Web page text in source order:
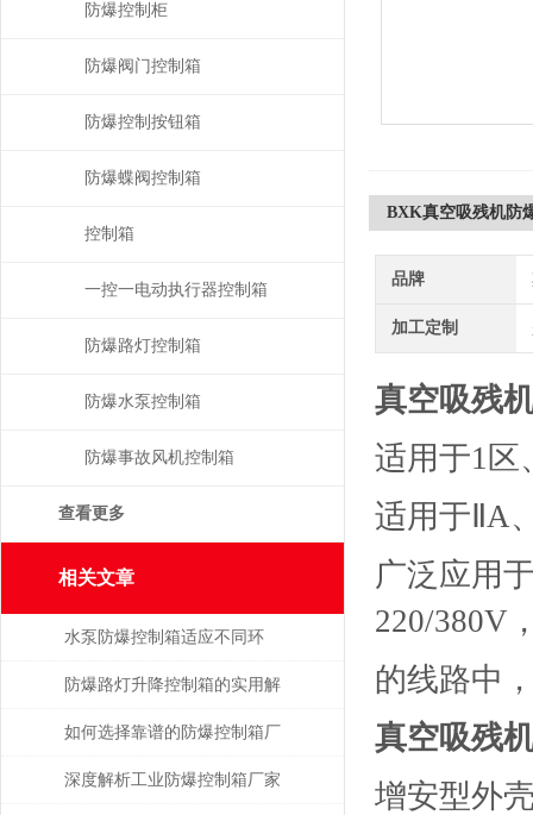
BXK真空吸残机防
品牌
加工定制
真空吸残
适用于1区
适用于ⅡA
广泛应用
220/380V
的线路中
真空吸残
增安型外
防爆控制柜
防爆阀门控制箱
防爆控制按钮箱
防爆蝶阀控制箱
控制箱
一控一电动执行器控制箱
防爆路灯控制箱
防爆水泵控制箱
防爆事故风机控制箱
查看更多
相关文章
水泵防爆控制箱适应不同环
境，保障安全运行
防爆路灯升降控制箱的实用解
析
如何选择靠谱的防爆控制箱厂
家？
深度解析工业防爆控制箱厂家